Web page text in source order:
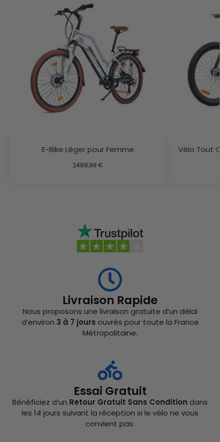
E-Bike Léger pour Femme
2489,99 €
Vélo Tout
Livraison Rapide
Nous proposons une livraison gratuite d’un délai
d’environ 3 à 7 jours ouvrés pour toute la France
Métropolitaine.
Essai Gratuit
Bénéficiez d’un Retour Gratuit Sans Condition dans
les 14 jours suivant la réception si le vélo ne vous
convient pas.